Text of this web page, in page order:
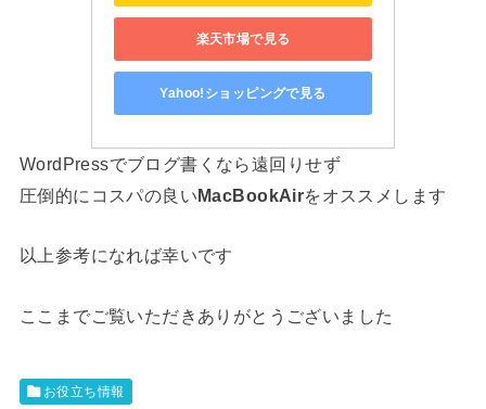
楽天市場で見る
Yahoo!ショッピングで見る
WordPressでブログ書くなら遠回りせず
圧倒的にコスパの良いMacBookAirをオススメします
以上参考になれば幸いです
ここまでご覧いただきありがとうございました
お役立ち情報